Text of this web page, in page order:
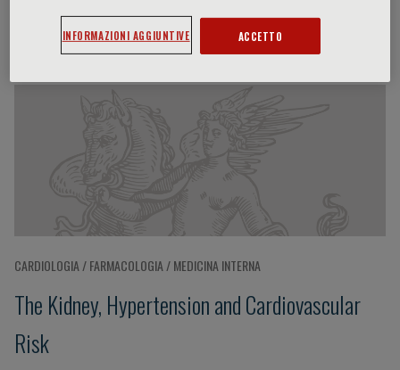
Partecipazioni del relatore
CARDIOLOGIA / FARMACOLOGIA / MEDICINA INTERNA
The Kidney, Hypertension and Cardiovascular
Risk
INFORMAZIONI AGGIUNTIVE ACCETTO